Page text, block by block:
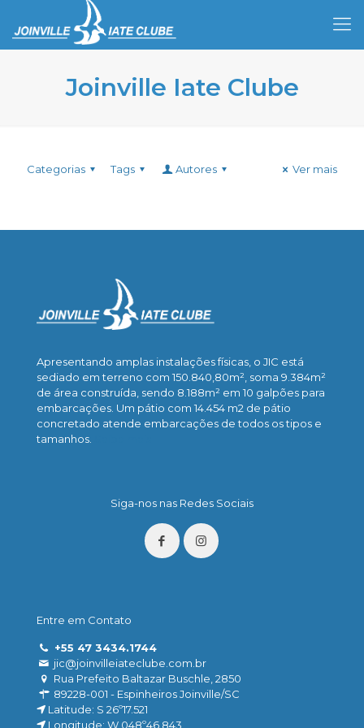
Joinville Iate Clube
Categorias Tags Autores Ver mais
Apresentando amplas instalações físicas, o JIC está
sediado em terreno com 150.840,80m², soma 9.384m²
de área construída, sendo 8.188m² em 10 galpões para
embarcações. Um pátio com 14.454 m2 de pátio
concretado atende embarcações de todos os tipos e
tamanhos.
Siga-nos nas Redes Sociais
Entre em Contato
+55 47 3434.1744
jic@joinvilleiateclube.com.br
Rua Prefeito Baltazar Buschle, 2850
89228-001 - Espinheiros Joinville/SC
Latitude: S 26º17.521
Longitude: W 048º46.843